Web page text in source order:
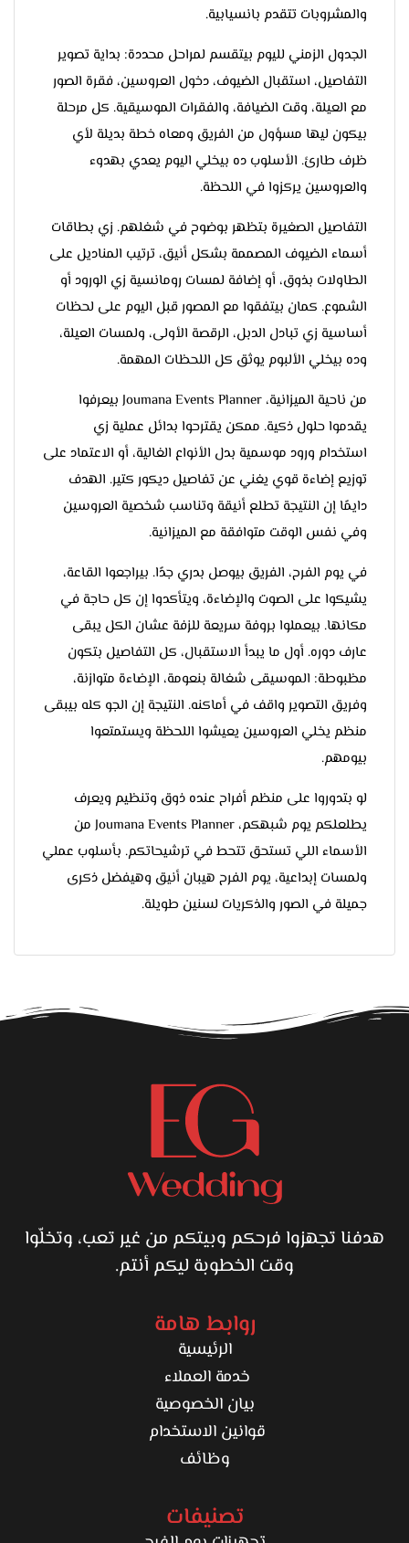
والمشروبات تتقدم بانسيابية.
الجدول الزمني لليوم بيتقسم لمراحل محددة: بداية تصوير
التفاصيل، استقبال الضيوف، دخول العروسين، فقرة الصور
مع العيلة، وقت الضيافة، والفقرات الموسيقية. كل مرحلة
بيكون ليها مسؤول من الفريق ومعاه خطة بديلة لأي
ظرف طارئ. الأسلوب ده بيخلي اليوم يعدي بهدوء
والعروسين يركزوا في اللحظة.
التفاصيل الصغيرة بتظهر بوضوح في شغلهم. زي بطاقات
أسماء الضيوف المصممة بشكل أنيق، ترتيب المناديل على
الطاولات بذوق، أو إضافة لمسات رومانسية زي الورود أو
الشموع. كمان بيتفقوا مع المصور قبل اليوم على لحظات
أساسية زي تبادل الدبل، الرقصة الأولى، ولمسات العيلة،
وده بيخلي الألبوم يوثق كل اللحظات المهمة.
من ناحية الميزانية، Joumana Events Planner بيعرفوا
يقدموا حلول ذكية. ممكن يقترحوا بدائل عملية زي
استخدام ورود موسمية بدل الأنواع الغالية، أو الاعتماد على
توزيع إضاءة قوي يغني عن تفاصيل ديكور كتير. الهدف
دايمًا إن النتيجة تطلع أنيقة وتناسب شخصية العروسين
وفي نفس الوقت متوافقة مع الميزانية.
في يوم الفرح، الفريق بيوصل بدري جدًا. بيراجعوا القاعة،
يشيكوا على الصوت والإضاءة، ويتأكدوا إن كل حاجة في
مكانها. بيعملوا بروفة سريعة للزفة عشان الكل يبقى
عارف دوره. أول ما يبدأ الاستقبال، كل التفاصيل بتكون
مظبوطة: الموسيقى شغالة بنعومة، الإضاءة متوازنة،
وفريق التصوير واقف في أماكنه. النتيجة إن الجو كله بيبقى
منظم يخلي العروسين يعيشوا اللحظة ويستمتعوا
بيومهم.
لو بتدوروا على منظم أفراح عنده ذوق وتنظيم ويعرف
يطلعلكم يوم شبهكم، Joumana Events Planner من
الأسماء اللي تستحق تتحط في ترشيحاتكم. بأسلوب عملي
ولمسات إبداعية، يوم الفرح هيبان أنيق وهيفضل ذكرى
جميلة في الصور والذكريات لسنين طويلة.
هدفنا تجهزوا فرحكم وبيتكم من غير تعب، وتخلّوا
وقت الخطوبة ليكم أنتم.
روابط هامة
الرئيسية
خدمة العملاء
بيان الخصوصية
قوانين الاستخدام
وظائف
تصنيفات